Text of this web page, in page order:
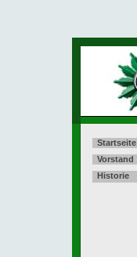
Startseite
Vorstand
Historie